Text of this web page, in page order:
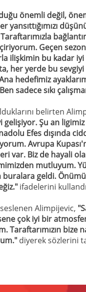
önemli değil,
yansıttığımızı
Geçen
ilişkimin bu kadar
her yerde bu
hedefimiz
sadece sıkı
belirten
gelişiyor. Şu an
Efes dışında
Avrupa
var. Biz de hayali
mutluyum.
geldi.
ifadelerini
Alimpijevic,
çok iyi bir
bize
diyerek sözlerini